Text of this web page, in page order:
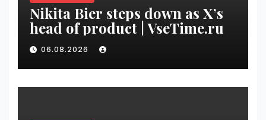
Nikita Bier steps down as X’s
head of product | VseTime.ru
06.08.2026